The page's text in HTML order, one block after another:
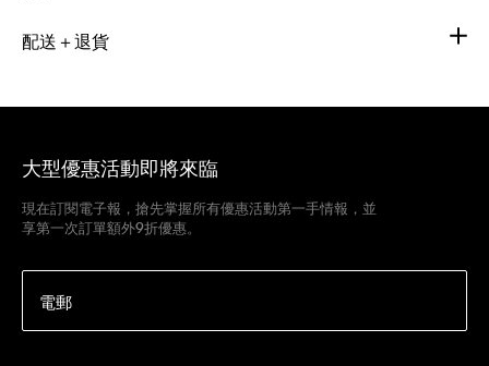
配送＋退貨
大型優惠活動即將來臨
現在訂閱電子報，搶先掌握所有優惠活動第一手情報，並
享第一次訂單額外9折優惠。
電郵